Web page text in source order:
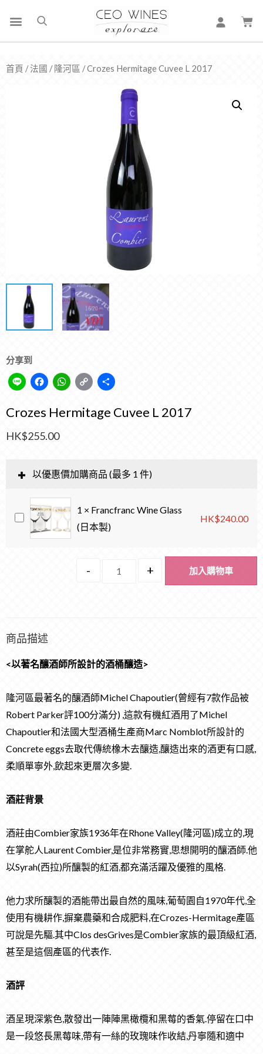
首頁 /法國 /隆河區 / Crozes Hermitage Cuvee L 2017
分享到
Line FacebookWhatsApp
Copy
Crozes Hermitage Cuvee L 2017
HK$255.00
以優惠價加購商品 (最多 1 件)
1 × Francfranc Wine Glass
(日本製)
HK$240.00
- + 加入購物車
商品描述
<以著名釀酒師所設計的酒桶釀造>
隆河區最著名的釀酒師Michel Chapoutier(曾經有7款作品被
Robert Parker評100分滿分) ,這款有機紅酒用了Michel
Chapoutier和法國大型酒桶生產商Marc Nomblot所設計的
Concrete eggs去取代傳統橡木去釀造,釀造出來的酒更有口感,
柔順單寧外,飲起來更層次多變.
酒莊背景
酒莊由Combier家族1936年在Rhone Valley(隆河區)成立的,現
在掌舵人Laurent Combier,是位非常務實,思想開明的釀酒師.他
以Syrah(西拉)所釀製的紅酒,都充滿活躍及優雅的風格.
他力求所釀製的酒能帶出最自然的風味,葡萄園自1970年代,全
使用有機耕作,摒棄農藥和合成肥料,在Crozes-Hermitage產區
可說是先驅.其中Clos desGrives是Combier家族的最頂級紅酒,
甚至是這個產區的代表作.
酒評
酒呈現深紫色,散發出一陣陣黑橄欖和黑莓的香氣.停留在口中
是一段悠長黑莓味,帶有一絲的玫瑰味作收結,丹寧隨和適中